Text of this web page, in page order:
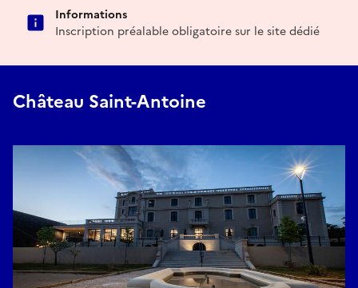
Informations
Inscription préalable obligatoire sur le site dédié
Château Saint-Antoine